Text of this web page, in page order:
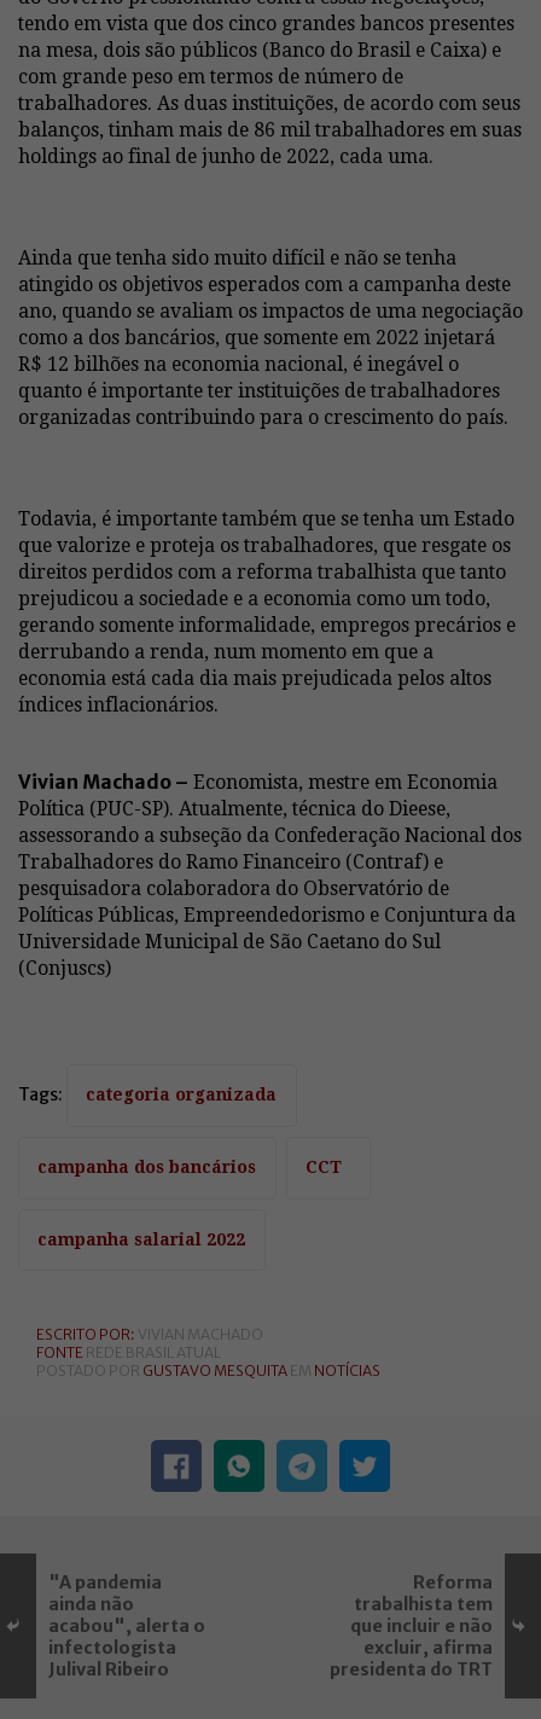
tendo em vista que dos cinco grandes bancos presentes
na mesa, dois são públicos (Banco do Brasil e Caixa) e
com grande peso em termos de número de
trabalhadores. As duas instituições, de acordo com seus
balanços, tinham mais de 86 mil trabalhadores em suas
holdings ao final de junho de 2022, cada uma.
Ainda que tenha sido muito difícil e não se tenha
atingido os objetivos esperados com a campanha deste
ano, quando se avaliam os impactos de uma negociação
como a dos bancários, que somente em 2022 injetará
R$ 12 bilhões na economia nacional, é inegável o
quanto é importante ter instituições de trabalhadores
organizadas contribuindo para o crescimento do país.
Todavia, é importante também que se tenha um Estado
que valorize e proteja os trabalhadores, que resgate os
direitos perdidos com a reforma trabalhista que tanto
prejudicou a sociedade e a economia como um todo,
gerando somente informalidade, empregos precários e
derrubando a renda, num momento em que a
economia está cada dia mais prejudicada pelos altos
índices inflacionários.
Vivian Machado – Economista, mestre em Economia
Política (PUC-SP). Atualmente, técnica do Dieese,
assessorando a subseção da Confederação Nacional dos
Trabalhadores do Ramo Financeiro (Contraf) e
pesquisadora colaboradora do Observatório de
Políticas Públicas, Empreendedorismo e Conjuntura da
Universidade Municipal de São Caetano do Sul
(Conjuscs)
Tags: categoria organizada
campanha dos bancários CCT
campanha salarial 2022
ESCRITO POR: VIVIAN MACHADO
FONTE REDE BRASIL ATUAL
POSTADO POR GUSTAVO MESQUITA EM NOTÍCIAS
"A pandemia
ainda não
acabou", alerta o
infectologista
Julival Ribeiro
Reforma
trabalhista tem
que incluir e não
excluir, afirma
presidenta do TRT